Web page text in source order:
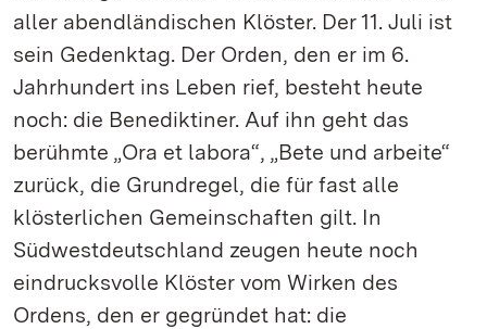
aller abendländischen Klöster. Der 11. Juli ist
sein Gedenktag. Der Orden, den er im 6.
Jahrhundert ins Leben rief, besteht heute
noch: die Benediktiner. Auf ihn geht das
berühmte „Ora et labora“, „Bete und arbeite“
zurück, die Grundregel, die für fast alle
klösterlichen Gemeinschaften gilt. In
Südwestdeutschland zeugen heute noch
eindrucksvolle Klöster vom Wirken des
Ordens, den er gegründet hat: die